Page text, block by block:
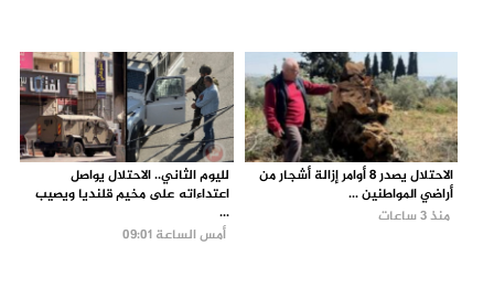
الاحتلال يصدر 8 أوامر إزالة أشجار من
أراضي المواطنين ...
منذ 3 ساعات
لليوم الثاني.. الاحتلال يواصل
اعتداءاته على مخيم قلنديا ويصيب
...
أمس الساعة 09:01